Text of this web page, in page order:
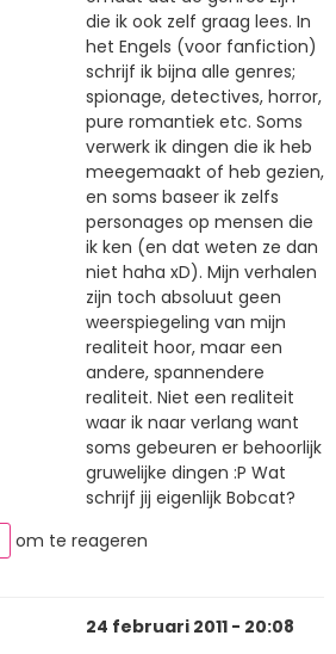
die ik ook zelf graag lees. In
het Engels (voor fanfiction)
schrijf ik bijna alle genres;
spionage, detectives, horror,
pure romantiek etc. Soms
verwerk ik dingen die ik heb
meegemaakt of heb gezien,
en soms baseer ik zelfs
personages op mensen die
ik ken (en dat weten ze dan
niet haha xD). Mijn verhalen
zijn toch absoluut geen
weerspiegeling van mijn
realiteit hoor, maar een
andere, spannendere
realiteit. Niet een realiteit
waar ik naar verlang want
soms gebeuren er behoorlijk
gruwelijke dingen :P Wat
schrijf jij eigenlijk Bobcat?
om te reageren
24 februari 2011 - 20:08